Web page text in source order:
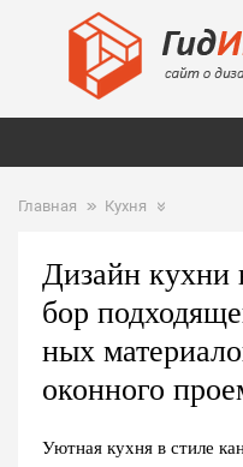
Главная Кухня
Дизайн кухни
бор
ных
оконного
Уютная кухня в стиле